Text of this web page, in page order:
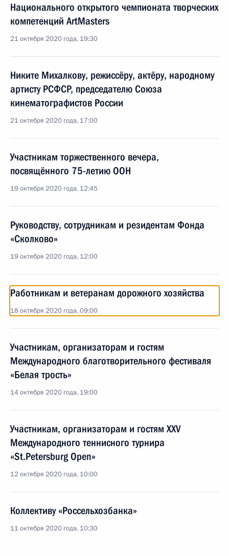
Национального открытого чемпионата творческих
компетенций ArtMasters
21 октября 2020 года, 19:30
Никите Михалкову, режиссёру, актёру, народному
артисту РСФСР, председателю Союза
кинематографистов России
21 октября 2020 года, 17:00
Участникам торжественного вечера,
посвящённого 75-летию ООН
19 октября 2020 года, 12:45
Руководству, сотрудникам и резидентам Фонда
«Сколково»
19 октября 2020 года, 12:00
Работникам и ветеранам дорожного хозяйства
18 октября 2020 года, 09:00
Участникам, организаторам и гостям
Международного благотворительного фестиваля
«Белая трость»
14 октября 2020 года, 19:00
Участникам, организаторам и гостям XXV
Международного теннисного турнира
«St.Petersburg Open»
12 октября 2020 года, 10:00
Коллективу «Россельхозбанка»
11 октября 2020 года, 10:30